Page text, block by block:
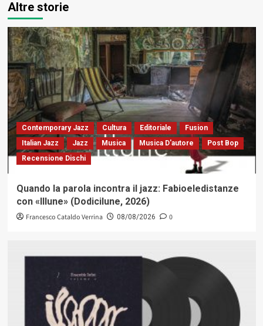
Altre storie
Contemporary Jazz Cultura Editoriale
Fusion
Italian Jazz
Jazz Musica Musica D'autore
Post Bop
Recensione Dischi
Quando la parola incontra il jazz: Fabioeledistanze
con «Illune» (Dodicilune, 2026)
Francesco Cataldo Verrina 08/08/2026 0